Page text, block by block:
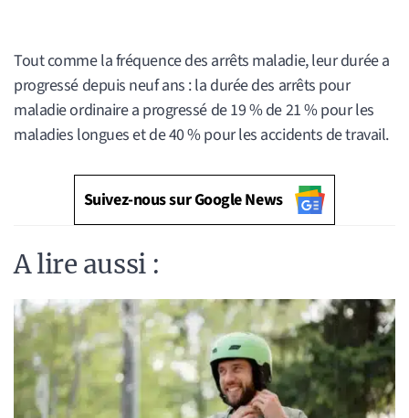
Tout comme la fréquence des arrêts maladie, leur durée a
progressé depuis neuf ans : la durée des arrêts pour
maladie ordinaire a progressé de 19 % de 21 % pour les
maladies longues et de 40 % pour les accidents de travail.
Suivez-nous sur Google News
A lire aussi :